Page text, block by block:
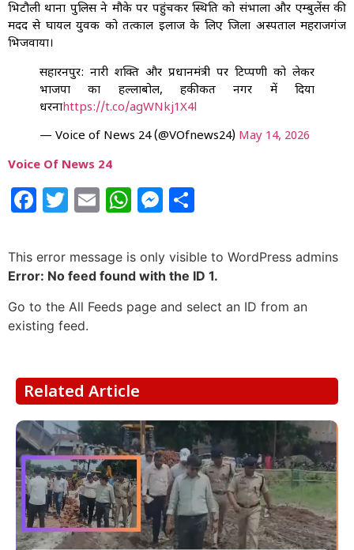
भिटौली थाना पुलिस ने मौके पर पहुंचकर स्थिति को संभाला और एम्बुलेंस की
मदद से घायल युवक को तत्काल इलाज के लिए जिला अस्पताल महराजगंज
भिजवाया।
सहारनपुर: नारी शक्ति और प्रधानमंत्री पर टिप्पणी को लेकर
भाजपा का हल्लाबोल, हकीकत नगर में दिया
धरनाhttps://t.co/agWNkj1X4l
— Voice of News 24 (@VOfnews24) May 14, 2026
Voice Of News 24
Facebook
Twitter
EmailWhatsApp
Messenger
This error message is only visible to WordPress admins
Error: No feed found with the ID 1.
Go to the All Feeds page and select an ID from an
existing feed.
Related Article